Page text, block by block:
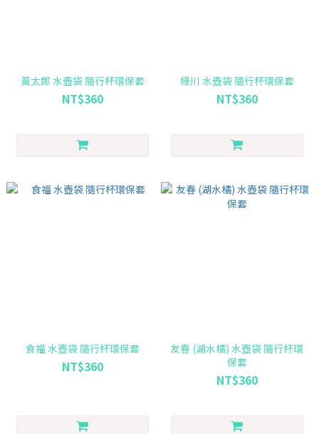
黃太郎 水壺袋 隨行杯環保套
NT$360
綠川 水壺袋 隨行杯環保套
NT$360
食福 水壺袋 隨行杯環保套
NT$360
友春 (湖水橘) 水壺袋 隨行杯環
保套
NT$360